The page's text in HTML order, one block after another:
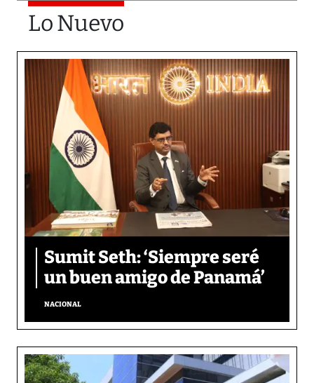
Lo Nuevo
Sumit Seth: ‘Siempre seré
un buen amigo de Panamá’
NACIONAL